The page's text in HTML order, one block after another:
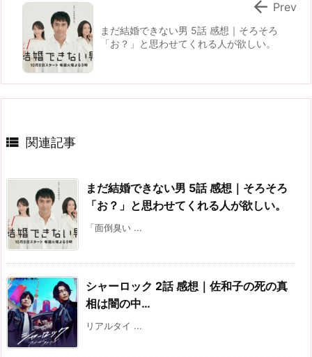
まだ結婚できない男 5話 感想｜そろそろ
「お？」と思わせてくれる人が欲しい。
 Prev
 関連記事
まだ結婚できない男 5話 感想｜そろそろ
「お？」と思わせてくれる人が欲しい。
「面倒臭い ...
シャーロック 2話 感想｜佐和子の死の真
相は闇の中…
リアルタイ ...